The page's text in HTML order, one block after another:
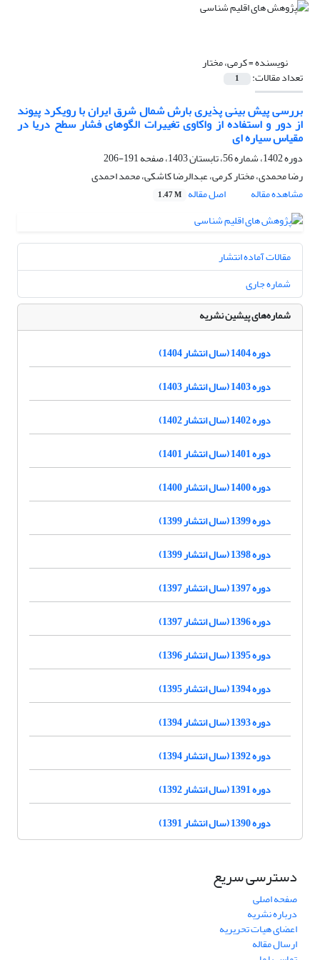
نویسنده =کرمی، مختار
تعداد مقالات: 1
بررسی پیش بینی پذیری بارش شمال شرق ایران با رویکرد پیوند
از دور و استفاده از واکاوی تغییرات الگوهای فشار سطح دریا در
مقیاس سیاره ای
دوره 1402، شماره 56، تابستان 1403، صفحه
191-206
رضا محمدی، مختار کرمی، عبدالرضا کاشکی، محمد احمدی
مشاهده مقاله
اصل مقاله 1.47 M
مقالات آماده انتشار
شماره جاری
شماره‌های پیشین نشریه
دوره 1404 (سال انتشار 1404)
دوره 1403 (سال انتشار 1403)
دوره 1402 (سال انتشار 1402)
دوره 1401 (سال انتشار 1401)
دوره 1400 (سال انتشار 1400)
دوره 1399 (سال انتشار 1399)
دوره 1398 (سال انتشار 1399)
دوره 1397 (سال انتشار 1397)
دوره 1396 (سال انتشار 1397)
دوره 1395 (سال انتشار 1396)
دوره 1394 (سال انتشار 1395)
دوره 1393 (سال انتشار 1394)
دوره 1392 (سال انتشار 1394)
دوره 1391 (سال انتشار 1392)
دوره 1390 (سال انتشار 1391)
دسترسی سریع
صفحه اصلی
درباره نشریه
اعضای هیات تحریریه
ارسال مقاله